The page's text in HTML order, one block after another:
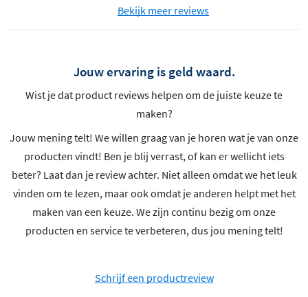
Bekijk meer reviews
Jouw ervaring is geld waard.
Wist je dat product reviews helpen om de juiste keuze te
maken?
Jouw mening telt! We willen graag van je horen wat je van onze
producten vindt! Ben je blij verrast, of kan er wellicht iets
beter? Laat dan je review achter. Niet alleen omdat we het leuk
vinden om te lezen, maar ook omdat je anderen helpt met het
maken van een keuze. We zijn continu bezig om onze
producten en service te verbeteren, dus jou mening telt!
Schrijf een productreview